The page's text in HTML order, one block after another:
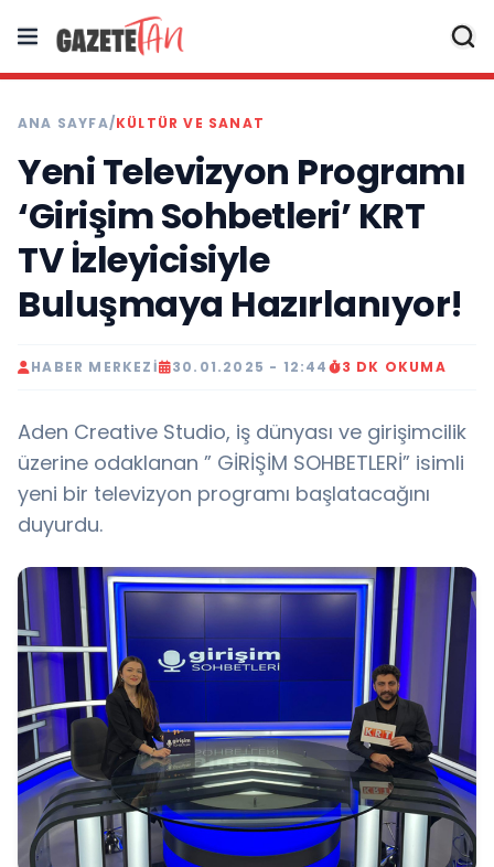
ANA SAYFA/KÜLTÜR VE SANAT
Yeni Televizyon Programı
‘Girişim Sohbetleri’ KRT
TV İzleyicisiyle
Buluşmaya Hazırlanıyor!
HABER MERKEZI 30.01.2025 - 12:44 3 DK OKUMA
Aden Creative Studio, iş dünyası ve girişimcilik
üzerine odaklanan ” GİRİŞİM SOHBETLERİ” isimli
yeni bir televizyon programı başlatacağını
duyurdu.